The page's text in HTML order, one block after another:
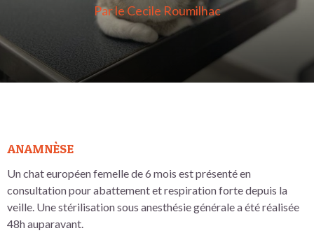
Par le Cecile Roumilhac
ANAMNÈSE
Un chat européen femelle de 6 mois est présenté en
consultation pour abattement et respiration forte depuis la
veille. Une stérilisation sous anesthésie générale a été réalisée
48h auparavant.